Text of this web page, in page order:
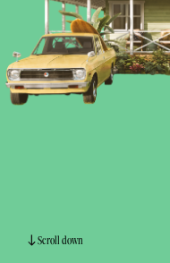
Scroll down